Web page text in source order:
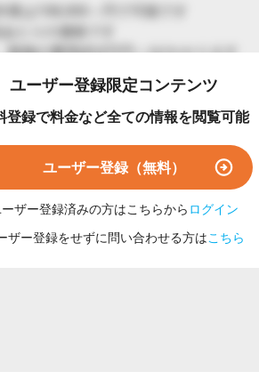
業は108,000～円で可能です
あたりの価格です
動物の費用(約4万円～)がかかります
最短3か月です
以下の実施が可能です
スES細胞の樹立 (cKO, KI)
集マウスの作製 (KO)
ジェニックマウスの作製
外受精・胚移植
子凍結
結胚の融解・移植
ユーザー登録限定コンテンツ
登録で料金など全ての情報を閲覧可能
ユーザー登録（無料）
ザー登録済みの方はこちらから ログイン
ザー登録をせずに問い合わせる方はこちら